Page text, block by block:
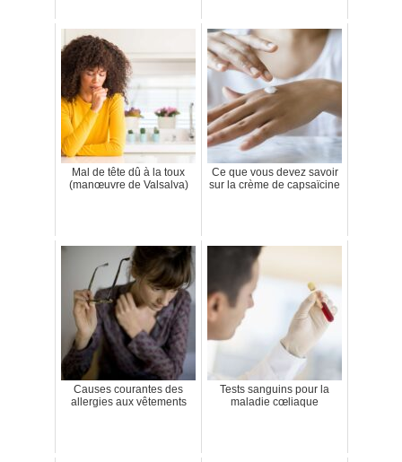
Mal de tête dû à la toux
(manœuvre de Valsalva)
Ce que vous devez savoir
sur la crème de capsaïcine
Causes courantes des
allergies aux vêtements
Tests sanguins pour la
maladie cœliaque